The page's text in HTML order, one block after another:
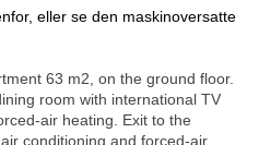
eller se den maskinoversatte
63 m2, on the ground floor.
room with international TV
air heating. Exit to the
conditioning and forced-air